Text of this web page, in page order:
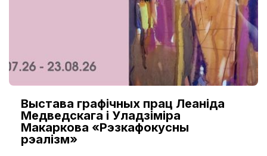
Выстава графічных прац Леаніда
Медведскага і Уладзіміра
Макаркова «Рэзкафокусны
рэалізм»